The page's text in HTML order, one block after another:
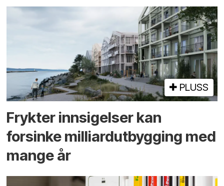
PLUSS
Frykter innsigelser kan
forsinke milliard­utbygging med
mange år